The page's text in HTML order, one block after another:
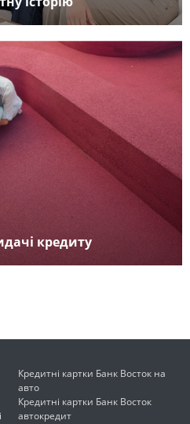
кредиту
Кредитні картки Банк Восток на
авто
Кредитні картки Банк Восток
автокредит